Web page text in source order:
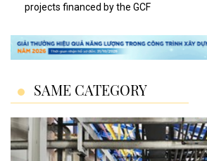
projects financed by the GCF
SAME CATEGORY